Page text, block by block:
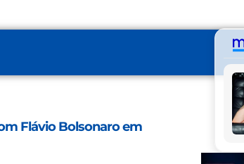
Flávio Bolsonaro em